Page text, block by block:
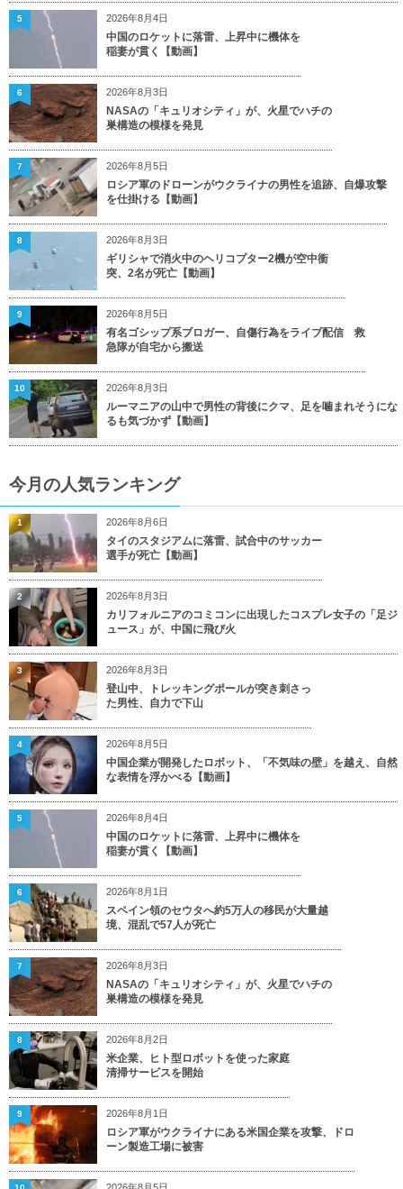
2026年8月4日
中国のロケットに落雷、上昇中に機体を
稲妻が貫く【動画】
5
2026年8月3日
NASAの「キュリオシティ」が、火星でハチの
巣構造の模様を発見
6
2026年8月5日
ロシア軍のドローンがウクライナの男性を追跡、自爆攻撃
を仕掛ける【動画】
7
2026年8月3日
ギリシャで消火中のヘリコプター2機が空中衝
突、2名が死亡【動画】
8
2026年8月5日
有名ゴシップ系ブロガー、自傷行為をライブ配信 救
急隊が自宅から搬送
9
2026年8月3日
ルーマニアの山中で男性の背後にクマ、足を噛まれそうにな
るも気づかず【動画】
10
今月の人気ランキング
2026年8月6日
タイのスタジアムに落雷、試合中のサッカー
選手が死亡【動画】
1
2026年8月3日
カリフォルニアのコミコンに出現したコスプレ女子の「足ジ
ュース」が、中国に飛び火
2
2026年8月3日
登山中、トレッキングポールが突き刺さっ
た男性、自力で下山
3
2026年8月5日
中国企業が開発したロボット、「不気味の壁」を越え、自然
な表情を浮かべる【動画】
4
2026年8月4日
中国のロケットに落雷、上昇中に機体を
稲妻が貫く【動画】
5
2026年8月1日
スペイン領のセウタへ約5万人の移民が大量越
境、混乱で57人が死亡
6
2026年8月3日
NASAの「キュリオシティ」が、火星でハチの
巣構造の模様を発見
7
2026年8月2日
米企業、ヒト型ロボットを使った家庭
清掃サービスを開始
8
2026年8月1日
ロシア軍がウクライナにある米国企業を攻撃、ドロ
ーン製造工場に被害
9